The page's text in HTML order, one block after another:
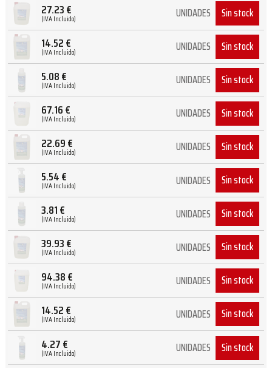
27.23€
(IVA Incluido) UNIDADES Sin stock
14.52€
(IVA Incluido) UNIDADES Sin stock
5.08€
(IVA Incluido) UNIDADES Sin stock
67.16€
(IVA Incluido) UNIDADES Sin stock
22.69€
(IVA Incluido) UNIDADES Sin stock
5.54€
(IVA Incluido) UNIDADES Sin stock
3.81€
(IVA Incluido) UNIDADES Sin stock
39.93€
(IVA Incluido) UNIDADES Sin stock
94.38€
(IVA Incluido) UNIDADES Sin stock
14.52€
(IVA Incluido) UNIDADES Sin stock
4.27€
(IVA Incluido) UNIDADES Sin stock